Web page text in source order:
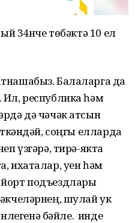
34нче төбәктә 10 ел
Балаларга да
республика һәм
дә чәчәк атсын
соңгы елларда
үзгәрә, тирә-якта
ихаталар, уен һәм
подъездлары
шулай ук
бәйле. Ә инде